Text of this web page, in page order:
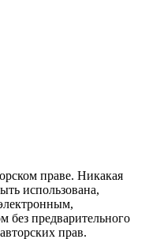
праве. Никакая
использована,
без предварительного
прав.